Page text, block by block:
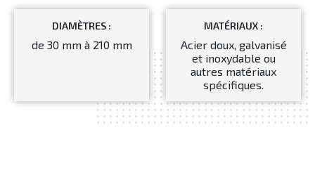
DIAMÈTRES :
de 30 mm à 210 mm
MATÉRIAUX :
Acier doux, galvanisé
et inoxydable ou
autres matériaux
spécifiques.